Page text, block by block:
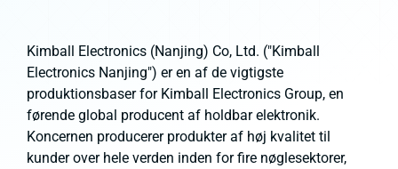
Kimball Electronics (Nanjing) Co, Ltd. ("Kimball
Electronics Nanjing") er en af de vigtigste
produktionsbaser for Kimball Electronics Group, en
førende global producent af holdbar elektronik.
Koncernen producerer produkter af høj kvalitet til
kunder over hele verden inden for fire nøglesektorer,